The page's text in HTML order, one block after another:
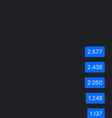
2.577
2.438
2.050
1.248
1.137